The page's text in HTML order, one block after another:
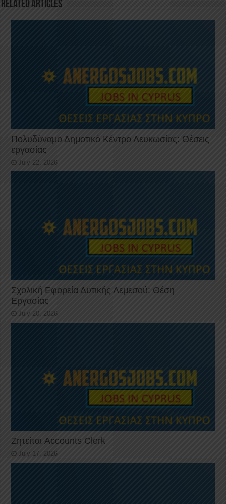
k
Related Articles
Πολυδύναμο Δημοτικό Κέντρο Λευκωσίας: Θέσεις
εργασίας
July 22, 2026
Σχολική Εφορεία Δυτικής Λεμεσού: Θέση
Εργασίας
July 20, 2026
Ζητείται Accounts Clerk
July 17, 2026